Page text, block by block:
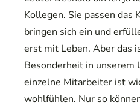
Kollegen. Sie passen das
bringen sich ein und
erst mit Leben. Aber das
Besonderheit in unserem
einzelne Mitarbeiter ist
wohlfühlen. Nur so